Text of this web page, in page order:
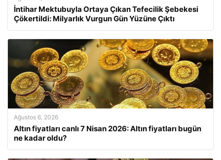
İntihar Mektubuyla Ortaya Çıkan Tefecilik Şebekesi
Çökertildi: Milyarlık Vurgun Gün Yüzüne Çıktı
Ağustos 6, 2026
Altın fiyatları canlı 7 Nisan 2026: Altın fiyatları bugün
ne kadar oldu?